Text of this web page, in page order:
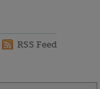
RSS Feed